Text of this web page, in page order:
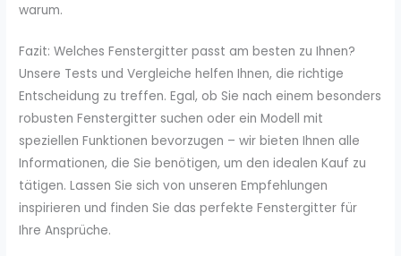
warum.
Fazit: Welches Fenstergitter passt am besten zu Ihnen?
Unsere Tests und Vergleiche helfen Ihnen, die richtige
Entscheidung zu treffen. Egal, ob Sie nach einem besonders
robusten Fenstergitter suchen oder ein Modell mit
speziellen Funktionen bevorzugen – wir bieten Ihnen alle
Informationen, die Sie benötigen, um den idealen Kauf zu
tätigen. Lassen Sie sich von unseren Empfehlungen
inspirieren und finden Sie das perfekte Fenstergitter für
Ihre Ansprüche.